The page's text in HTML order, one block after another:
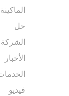
حل
الشركة
الأخبار
فيديو